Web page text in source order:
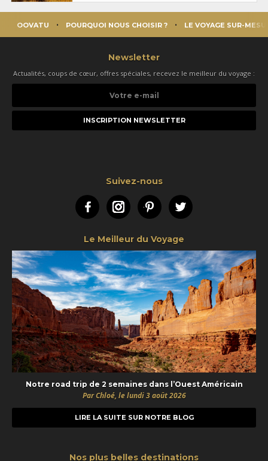
OOVATU POURQUOI NOUS CHOISIR ? LE VOYAGE SUR-
Newsletter
Actualités, coups de cœur, offres spéciales, recevez le meilleur du voyage :
e-
Suivez-nous
FacebookInstagramPinterestTwitter
Le Meilleur du Voyage
Notre road trip de 2 semaines dans l’Ouest Américain
Par Chloé, le lundi 3 août 2026
LIRE LA SUITE SUR NOTRE BLOG
Nos plus belles destinations